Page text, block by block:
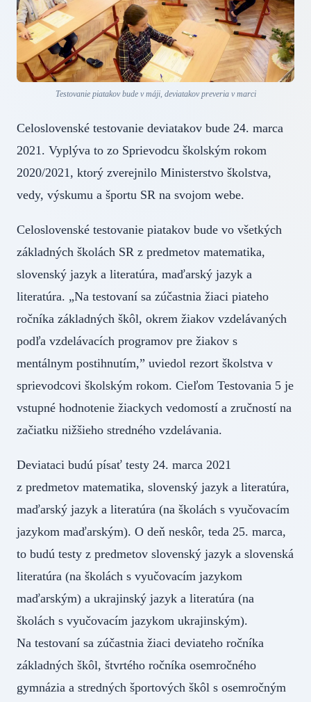
Testovanie piatakov bude v máji, deviatakov preveria v marci
Celoslovenské testovanie deviatakov bude 24. marca
2021. Vyplýva to zo Sprievodcu školským rokom
2020/2021, ktorý zverejnilo Ministerstvo školstva,
vedy, výskumu a športu SR na svojom webe.
Celoslovenské testovanie piatakov bude vo všetkých
základných školách SR z predmetov matematika,
slovenský jazyk a literatúra, maďarský jazyk a
literatúra. „Na testovaní sa zúčastnia žiaci piateho
ročníka základných škôl, okrem žiakov vzdelávaných
podľa vzdelávacích programov pre žiakov s
mentálnym postihnutím,” uviedol rezort školstva v
sprievodcovi školským rokom. Cieľom Testovania 5 je
vstupné hodnotenie žiackych vedomostí a zručností na
začiatku nižšieho stredného vzdelávania.
Deviataci budú písať testy 24. marca 2021
z predmetov matematika, slovenský jazyk a literatúra,
maďarský jazyk a literatúra (na školách s vyučovacím
jazykom maďarským). O deň neskôr, teda 25. marca,
to budú testy z predmetov slovenský jazyk a slovenská
literatúra (na školách s vyučovacím jazykom
maďarským) a ukrajinský jazyk a literatúra (na
školách s vyučovacím jazykom ukrajinským).
Na testovaní sa zúčastnia žiaci deviateho ročníka
základných škôl, štvrtého ročníka osemročného
gymnázia a stredných športových škôl s osemročným